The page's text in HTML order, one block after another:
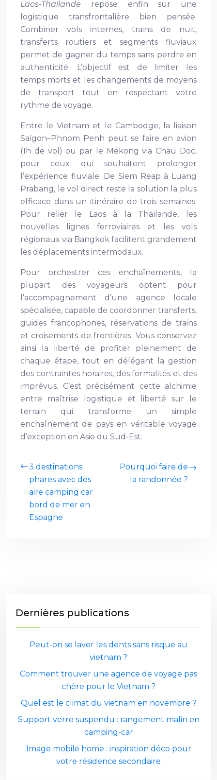
Laos-Thaïlande repose enfin sur une
logistique transfrontalière bien pensée.
Combiner vols internes, trains de nuit,
transferts routiers et segments fluviaux
permet de gagner du temps sans perdre en
authenticité. L’objectif est de limiter les
temps morts et les changements de moyens
de transport tout en respectant votre
rythme de voyage.
Entre le Vietnam et le Cambodge, la liaison
Saïgon–Phnom Penh peut se faire en avion
(1h de vol) ou par le Mékong via Chau Doc,
pour ceux qui souhaitent prolonger
l’expérience fluviale. De Siem Reap à Luang
Prabang, le vol direct reste la solution la plus
efficace dans un itinéraire de trois semaines.
Pour relier le Laos à la Thaïlande, les
nouvelles lignes ferroviaires et les vols
régionaux via Bangkok facilitent grandement
les déplacements intermodaux.
Pour orchestrer ces enchaînements, la
plupart des voyageurs optent pour
l’accompagnement d’une agence locale
spécialisée, capable de coordonner transferts,
guides francophones, réservations de trains
et croisements de frontières. Vous conservez
ainsi la liberté de profiter pleinement de
chaque étape, tout en délégant la gestion
des contraintes horaires, des formalités et des
imprévus. C’est précisément cette alchimie
entre maîtrise logistique et liberté sur le
terrain qui transforme un simple
enchaînement de pays en véritable voyage
d’exception en Asie du Sud-Est.
3 destinations
phares avec des
aire camping car
bord de mer en
Espagne
Pourquoi faire de
la randonnée ?
Dernières publications
Peut-on se laver les dents sans risque au
vietnam ?
Comment trouver une agence de voyage pas
chère pour le Vietnam ?
Quel est le climat du vietnam en novembre ?
Support verre suspendu : rangement malin en
camping-car
Image mobile home : inspiration déco pour
votre résidence secondaire